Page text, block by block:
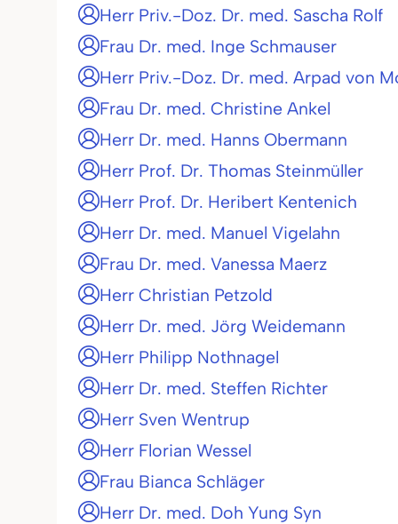
Herr Priv.-Doz. Dr. med. Sascha Rolf
Frau Dr. med. Inge Schmauser
Herr Priv.-Doz. Dr. med. Arpad von
Frau Dr. med. Christine Ankel
Herr Dr. med. Hanns Obermann
Herr Prof. Dr. Thomas Steinmüller
Herr Prof. Dr. Heribert Kentenich
Herr Dr. med. Manuel Vigelahn
Frau Dr. med. Vanessa Maerz
Herr Christian Petzold
Herr Dr. med. Jörg Weidemann
Herr Philipp Nothnagel
Herr Dr. med. Steffen Richter
Herr Sven Wentrup
Herr Florian Wessel
Frau Bianca Schläger
Herr Dr. med. Doh Yung Syn